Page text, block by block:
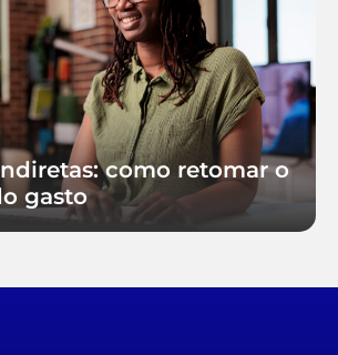
como retomar o
gasto